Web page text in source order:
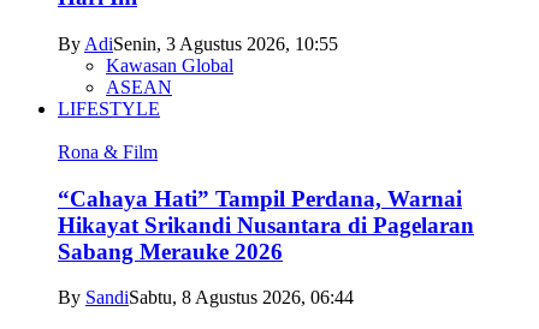
By AdiSenin, 3 Agustus 2026, 10:55
Kawasan Global
ASEAN
LIFESTYLE
Rona & Film
“Cahaya Hati” Tampil Perdana, Warnai
Hikayat Srikandi Nusantara di Pagelaran
Sabang Merauke 2026
By SandiSabtu, 8 Agustus 2026, 06:44